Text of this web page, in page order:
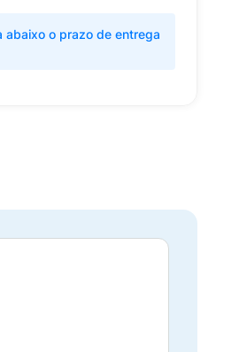
abaixo o prazo de entrega